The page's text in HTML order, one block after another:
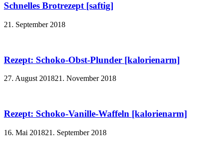
Schnelles Brotrezept [saftig]
21. September 2018
Rezept: Schoko-Obst-Plunder [kalorienarm]
27. August 201821. November 2018
Rezept: Schoko-Vanille-Waffeln [kalorienarm]
16. Mai 201821. September 2018